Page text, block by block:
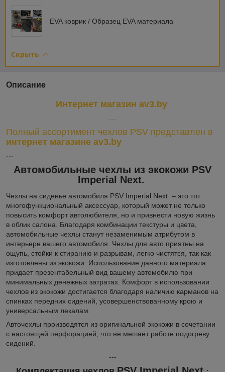
EVA коврик / Образец EVA материала
Скрыть
Описание
Интернет магазин av3.by
---
Полный ассортимент чехлов PSV представлен в
интернет магазине av3.by
---
Автомобильные чехлы из экокожи PSV
Imperial Next.
Чехлы на сиденье автомобиля PSV Imperial Next – это тот
многофункциональный аксессуар, который может не только
повысить комфорт автолюбителя, но и привнести новую жизнь
в облик салона. Благодаря комбинации текстуры и цвета,
автомобильные чехлы станут незаменимым атрибутом в
интерьере вашего автомобиля. Чехлы для авто приятны на
ощупь, стойки к стиранию и разрывам, легко чистятся, так как
изготовлены из экокожи. Использование данного материала
придает презентабельный вид вашему автомобилю при
минимальных денежных затратах. Комфорт в использовании
чехлов из экокожи достигается благодаря наличию карманов на
спинках передних сидений, усовершенствованному крою и
универсальным лекалам.
Авточехлы производятся из оригинальной экокожи в сочетании
с настоящей перфорацией, что не мешает работе подогреву
сидений.
---